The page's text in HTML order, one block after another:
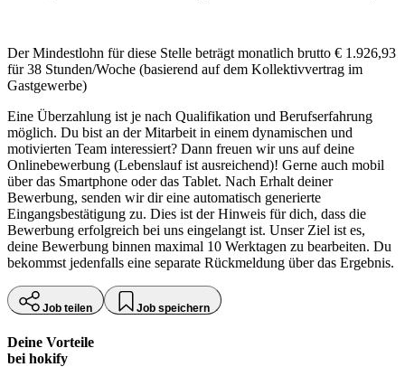
Der Mindestlohn für diese Stelle beträgt monatlich brutto € 1.926,93
für 38 Stunden/Woche (basierend auf dem Kollektivvertrag im
Gastgewerbe)
Eine Überzahlung ist je nach Qualifikation und Berufserfahrung
möglich. Du bist an der Mitarbeit in einem dynamischen und
motivierten Team interessiert? Dann freuen wir uns auf deine
Onlinebewerbung (Lebenslauf ist ausreichend)! Gerne auch mobil
über das Smartphone oder das Tablet. Nach Erhalt deiner
Bewerbung, senden wir dir eine automatisch generierte
Eingangsbestätigung zu. Dies ist der Hinweis für dich, dass die
Bewerbung erfolgreich bei uns eingelangt ist. Unser Ziel ist es,
deine Bewerbung binnen maximal 10 Werktagen zu bearbeiten. Du
bekommst jedenfalls eine separate Rückmeldung über das Ergebnis.
Job teilen Job speichern
Deine Vorteile
bei hokify